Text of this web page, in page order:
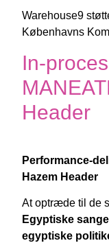
Warehouse9
Københavns
In-
Header
Performance-
Hazem Header
At optræde til de
Egyptiske
egyptiske